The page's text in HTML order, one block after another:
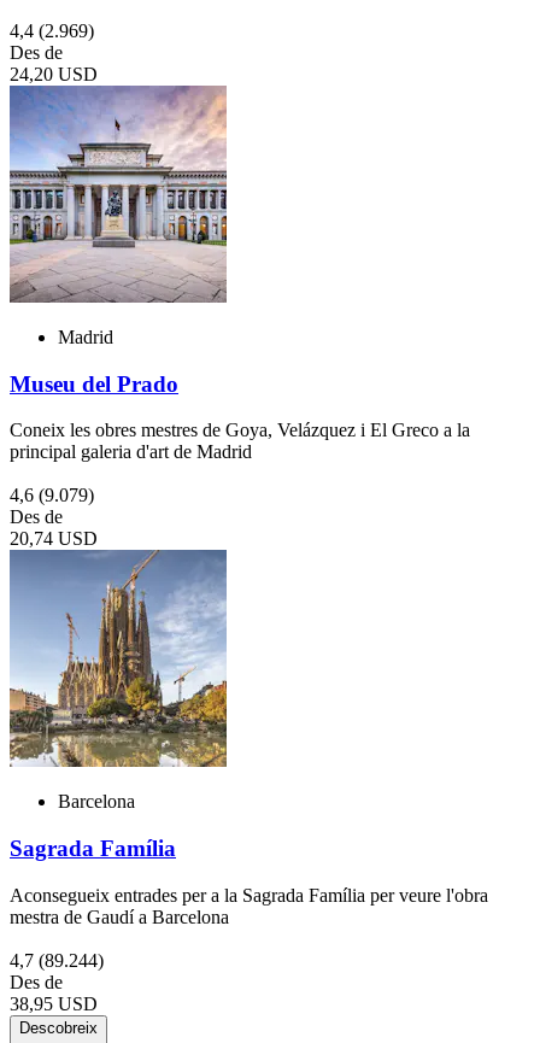
4,4 (2.969)
Des de
24,20 USD
Madrid
Museu del Prado
Coneix les obres mestres de Goya, Velázquez i El Greco a la
principal galeria d'art de Madrid
4,6 (9.079)
Des de
20,74 USD
Barcelona
Sagrada Família
Aconsegueix entrades per a la Sagrada Família per veure l'obra
mestra de Gaudí a Barcelona
4,7 (89.244)
Des de
38,95 USD
Descobreix